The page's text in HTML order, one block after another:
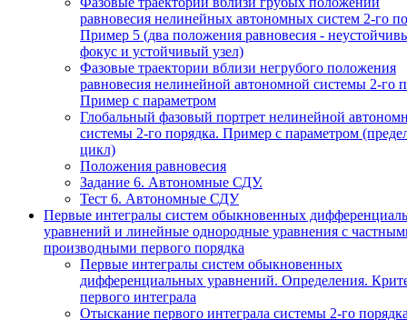
равновесия нелинейных автономных систем 2-го
Пример 5 (два положения равновесия -
фокус и устойчивый узел)
Фазовые траектории вблизи негрубого положения
равновесия нелинейной автономной системы 2-го
Пример с параметром
Глобальный фазовый портрет нелинейной
системы 2-го порядка. Пример с параметром
цикл)
Положения равновесия
Задание 6. Автономные СДУ.
Тест 6. Автономные СДУ
Первые интегралы систем обыкновенных
уравнений и линейные однородные уравнения с
производными первого порядка
Первые интегралы систем обыкновенных
дифференциальных уравнений. Определения.
первого интеграла
Отыскание первого интеграла системы 2-го